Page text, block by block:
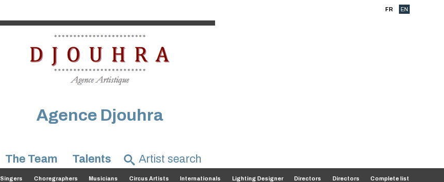
FR EN
Agence Djouhra
The Team Talents
Singers Choregraphers Musicians Circus Artists Internationals Lighting Designer Directors Directors Complete list